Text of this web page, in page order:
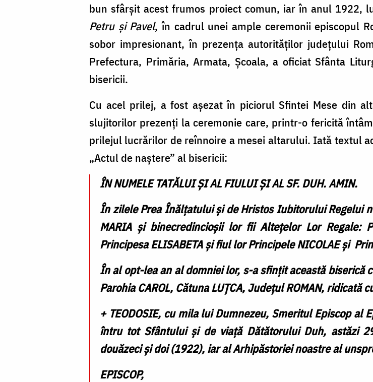
bun sfârșit acest frumos proiect comun, iar în anul 1922,
Petru și Pavel, în cadrul unei ample ceremonii episcopul
sobor impresionant, în prezența autorităților județului
Prefectura, Primăria, Armata, Școala, a oficiat Sfânta
bisericii.
Cu acel prilej, a fost așezat în piciorul Sfintei Mese din
slujitorilor prezenți la ceremonie care, printr-o fericită
prilejul lucrărilor de reînnoire a mesei altarului. Iată textul
„Actul de naștere” al bisericii:
ÎN NUMELE TATĂLUI ȘI AL FIULUI ȘI AL SF. DUH. AMIN.
În zilele Prea Înălțatului și de Hristos Iubitorului Regelui
MARIA și binecredincioșii lor fii Altețelor Lor Regale:
Principesa ELISABETA și fiul lor Principele NICOLAE și
În al opt-lea an al domniei lor, s-a sfințit această biserică
Parohia CAROL, CătunaLUȚCA, Județul ROMAN, ridicată
+ TEODOSIE, cu mila lui Dumnezeu, Smeritul Episcop al
întru tot Sfântului și de viață Dătătorului Duh, astăzi
douăzeci și doi (1922), iar al Arhipăstoriei noastre al
EPISCOP,